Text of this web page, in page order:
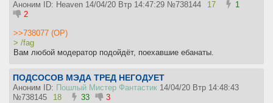
Аноним ID: Heaven 14/04/20 Втр 14:47:29 №738144 17
1
2
>>738077 (OP)
> /fag
Вам любой модератор подойдёт, поехавшие ебанаты.
ПОДСОСОВ МЭДА ТРЕД НЕГОДУЕТ
Аноним ID: Пошлый Мистер Фантастик 14/04/20 Втр 14:48:43
№738145 18 33 3